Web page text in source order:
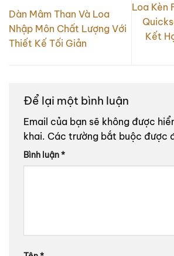
Dàn Mâm Than Và Loa
Nhập Môn Chất Lượng Với
Thiết Kế Tối Giản
Loa Kèn
Kết
Để lại một bình luận
Email của bạn sẽ không được
khai. Các trường bắt buộc được
Bình luận*